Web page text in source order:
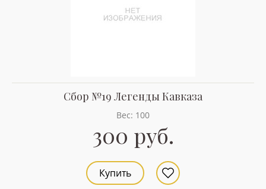
Сбор №19 Легенды Кавказа
Вес: 100
300 руб.
Купить